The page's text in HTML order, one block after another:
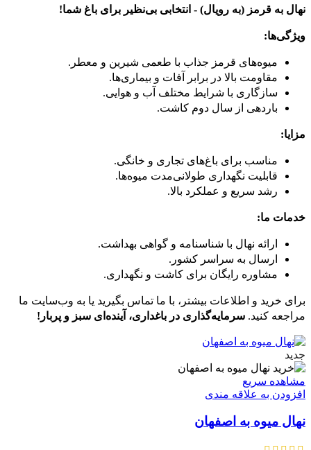
نهال به قرمز (به رویال) - انتخابی بی‌نظیر برای باغ شما!
ویژگی‌ها:
میوه‌های قرمز جذاب با طعمی شیرین و معطر.
مقاومت بالا در برابر آفات و بیماری‌ها.
سازگاری با شرایط مختلف آب و هوایی.
باردهی از سال دوم کاشت.
مزایا:
مناسب برای باغ‌های تجاری و خانگی.
قابلیت نگهداری طولانی‌مدت میوه‌ها.
رشد سریع و عملکرد بالا.
خدمات ما:
ارائه نهال با شناسنامه و گواهی بهداشت.
ارسال به سراسر کشور.
مشاوره رایگان برای کاشت و نگهداری.
برای خرید و اطلاعات بیشتر، با ما تماس بگیرید یا به وب‌سایت ما
مراجعه کنید. سرمایه‌گذاری در باغداری، آینده‌ای سبز و پربار!
جدید
مشاهده سریع
افزودن به علاقه مندی
نهال میوه به اصفهان